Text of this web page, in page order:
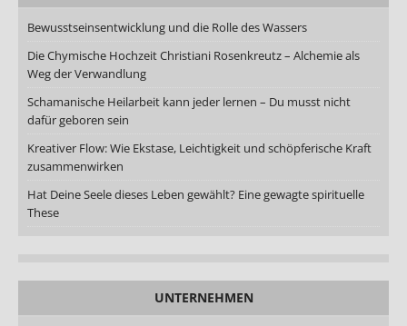
Bewusstseinsentwicklung und die Rolle des Wassers
Die Chymische Hochzeit Christiani Rosenkreutz – Alchemie als
Weg der Verwandlung
Schamanische Heilarbeit kann jeder lernen – Du musst nicht
dafür geboren sein
Kreativer Flow: Wie Ekstase, Leichtigkeit und schöpferische Kraft
zusammenwirken
Hat Deine Seele dieses Leben gewählt? Eine gewagte spirituelle
These
UNTERNEHMEN